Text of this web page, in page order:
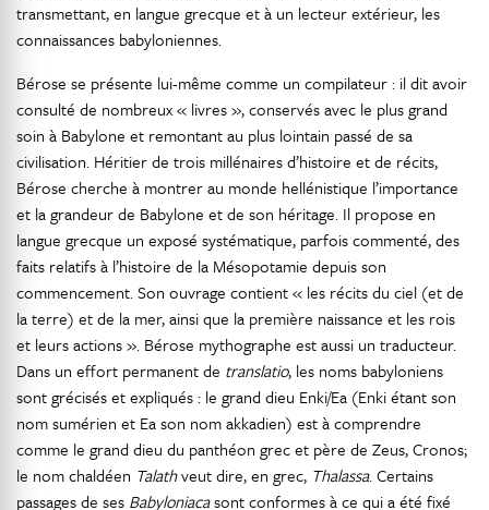
transmettant, en langue grecque et à un lecteur extérieur, les
connaissances babyloniennes.
Bérose se présente lui-même comme un compilateur : il dit avoir
consulté de nombreux « livres », conservés avec le plus grand
soin à Babylone et remontant au plus lointain passé de sa
civilisation. Héritier de trois millénaires d’histoire et de récits,
Bérose cherche à montrer au monde hellénistique l’importance
et la grandeur de Babylone et de son héritage. Il propose en
langue grecque un exposé systématique, parfois commenté, des
faits relatifs à l’histoire de la Mésopotamie depuis son
commencement. Son ouvrage contient « les récits du ciel (et de
la terre) et de la mer, ainsi que la première naissance et les rois
et leurs actions ». Bérose mythographe est aussi un traducteur.
Dans un effort permanent de translatio, les noms babyloniens
sont grécisés et expliqués : le grand dieu Enki/Ea (Enki étant son
nom sumérien et Ea son nom akkadien) est à comprendre
comme le grand dieu du panthéon grec et père de Zeus, Cronos;
le nom chaldéen Talathveut dire, en grec, Thalassa. Certains
passages de ses Babyloniacasont conformes à ce qui a été fixé